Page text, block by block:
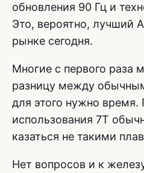
обновления 90 Гц и
Это, вероятно, лучший
рынке сегодня.
Многие с первого раза
разницу между
для этого нужно время.
использования 7T
казаться не такими
Нет вопросов и к